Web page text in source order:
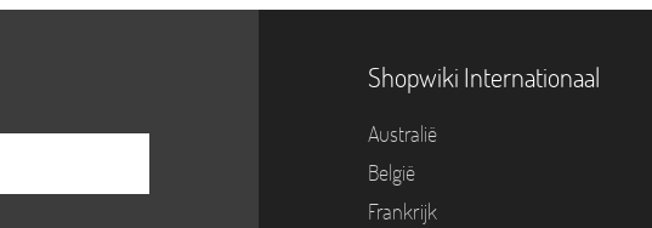
Shopwiki Internationaal
Australië
België
Frankrijk